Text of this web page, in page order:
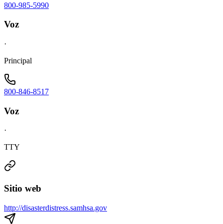
800-985-5990
Voz
·
Principal
800-846-8517
Voz
·
TTY
Sitio web
http://disasterdistress.samhsa.gov